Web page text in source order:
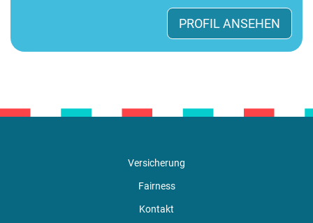
PROFIL ANSEHEN
Versicherung
Fairness
Kontakt